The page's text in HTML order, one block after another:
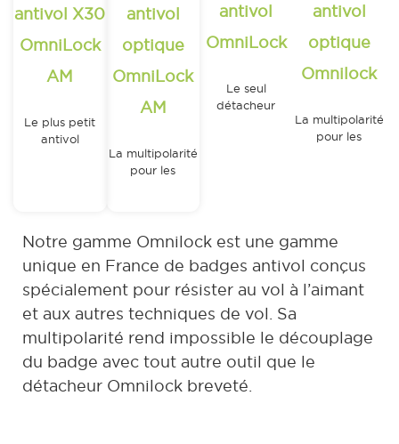
antivol X30
OmniLock
AM
Le plus petit
antivol
(Pack de
125)
antivol
optique
OmniLock
AM
La multipolarité
pour les
/unité
(Pack de
125)
antivol
OmniLock
Le seul
détacheur
antivol
optique
Omnilock
La multipolarité
pour les
Notre gamme Omnilock est une gamme
unique en France de badges antivol conçus
spécialement pour résister au vol à l’aimant
et aux autres techniques de vol. Sa
multipolarité rend impossible le découplage
du badge avec tout autre outil que le
détacheur Omnilock breveté.